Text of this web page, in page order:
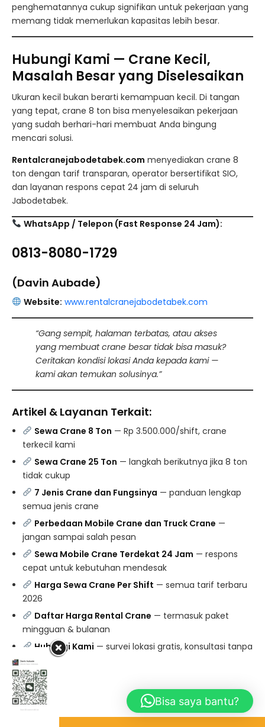
penghematannya cukup signifikan untuk pekerjaan yang
memang tidak memerlukan kapasitas lebih besar.
Hubungi Kami — Crane Kecil,
Masalah Besar yang Diselesaikan
Ukuran kecil bukan berarti kemampuan kecil. Di tangan
yang tepat, crane 8 ton bisa menyelesaikan pekerjaan
yang sudah berhari-hari membuat Anda bingung
mencari solusi.
Rentalcranejabodetabek.com menyediakan crane 8
ton dengan tarif transparan, operator bersertifikat SIO,
dan layanan respons cepat 24 jam di seluruh
Jabodetabek.
WhatsApp / Telepon (Fast Response 24 Jam):
0813-8080-1729
(Davin Aubade)
Website: www.rentalcranejabodetabek.com
“Gang sempit, halaman terbatas, atau akses
yang membuat crane besar tidak bisa masuk?
Ceritakan kondisi lokasi Anda kepada kami —
kami akan temukan solusinya.”
Artikel & Layanan Terkait:
Sewa Crane 8 Ton — Rp 3.500.000/shift, crane
terkecil kami
Sewa Crane 25 Ton — langkah berikutnya jika 8 ton
tidak cukup
7 Jenis Crane dan Fungsinya — panduan lengkap
semua jenis crane
Perbedaan Mobile Crane dan Truck Crane —
jangan sampai salah pesan
Sewa Mobile Crane Terdekat 24 Jam — respons
cepat untuk kebutuhan mendesak
Harga Sewa Crane Per Shift — semua tarif terbaru
2026
Daftar Harga Rental Crane — termasuk paket
mingguan & bulanan
Hubungi Kami — survei lokasi gratis, konsultasi tanpa
biaya
Bisa saya bantu?